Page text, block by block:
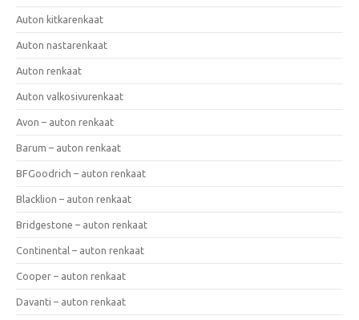
Auton kitkarenkaat
Auton nastarenkaat
Auton renkaat
Auton valkosivurenkaat
Avon – auton renkaat
Barum – auton renkaat
BFGoodrich – auton renkaat
Blacklion – auton renkaat
Bridgestone – auton renkaat
Continental – auton renkaat
Cooper – auton renkaat
Davanti – auton renkaat